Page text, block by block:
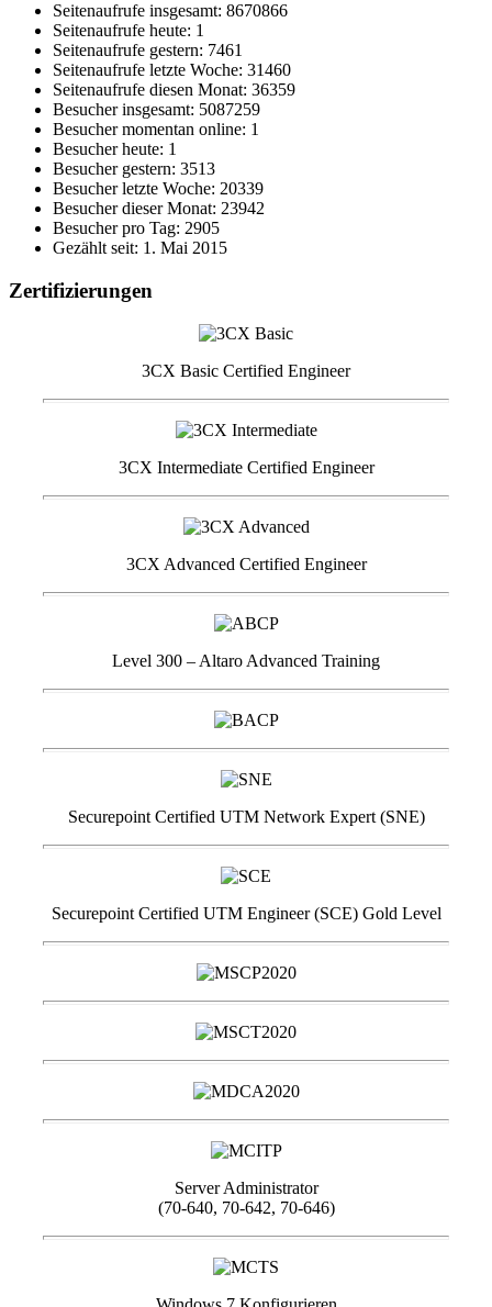
Seitenaufrufe insgesamt: 8670866
Seitenaufrufe heute: 1
Seitenaufrufe gestern: 7461
Seitenaufrufe letzte Woche: 31460
Seitenaufrufe diesen Monat: 36359
Besucher insgesamt: 5087259
Besucher momentan online: 1
Besucher heute: 1
Besucher gestern: 3513
Besucher letzte Woche: 20339
Besucher dieser Monat: 23942
Besucher pro Tag: 2905
Gezählt seit: 1. Mai 2015
Zertifizierungen
3CX Basic Certified Engineer
3CX Intermediate Certified Engineer
3CX Advanced Certified Engineer
Level 300 – Altaro Advanced Training
Securepoint Certified UTM Network Expert (SNE)
Securepoint Certified UTM Engineer (SCE) Gold Level
Server Administrator
(70-640, 70-642, 70-646)